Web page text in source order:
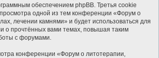
обеспечением phpBB. Третья cookie
одной из тем конференции «Форум о
лечении камнями» и будет использоваться для
о прочтённых вами темах, повышая таким
с форумами.
конференции «Форум о литотерапии,